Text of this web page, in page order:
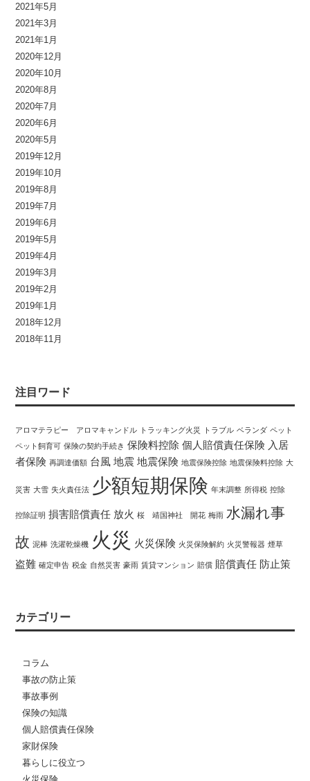
2021年5月
2021年3月
2021年1月
2020年12月
2020年10月
2020年8月
2020年7月
2020年6月
2020年5月
2019年12月
2019年10月
2019年8月
2019年7月
2019年6月
2019年5月
2019年4月
2019年3月
2019年2月
2019年1月
2018年12月
2018年11月
注目ワード
アロマテラピー アロマキャンドル トラッキング火災 トラブル ベランダ ペット
ペット飼育可 保険の契約手続き 保険料控除 個人賠償責任保険 入居
者保険 再調達価額 台風 地震 地震保険 地震保険控除 地震保険料控除 大
災害 大雪 失火責任法 少額短期保険 年末調整 所得税 控除
控除証明 損害賠償責任 放火 桜 靖国神社 開花 梅雨 水漏れ事
故 泥棒 洗濯乾燥機 火災 火災保険 火災保険解約 火災警報器 煙草
盗難 確定申告 税金 自然災害 豪雨 賃貸マンション 賠償 賠償責任 防止策
カテゴリー
コラム
事故の防止策
事故事例
保険の知識
個人賠償責任保険
家財保険
暮らしに役立つ